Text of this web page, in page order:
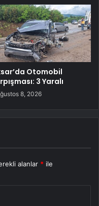
Otomobil
3 Yaralı
8, 2026
alanlar * ile